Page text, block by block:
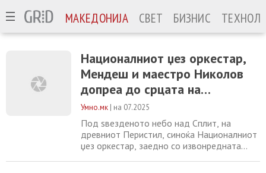
МАКЕДОНИЈА СВЕТ БИЗНИС
Националниот џез оркестар,
Мендеш и маестро Николов
допреа до срцата на
публиката во Сплит
Умно.мк | на 07.2025
Под ѕвезденото небо над Сплит, на
древниот Перистил, синоќа Националниот
џез оркестар, заедно со извонредната